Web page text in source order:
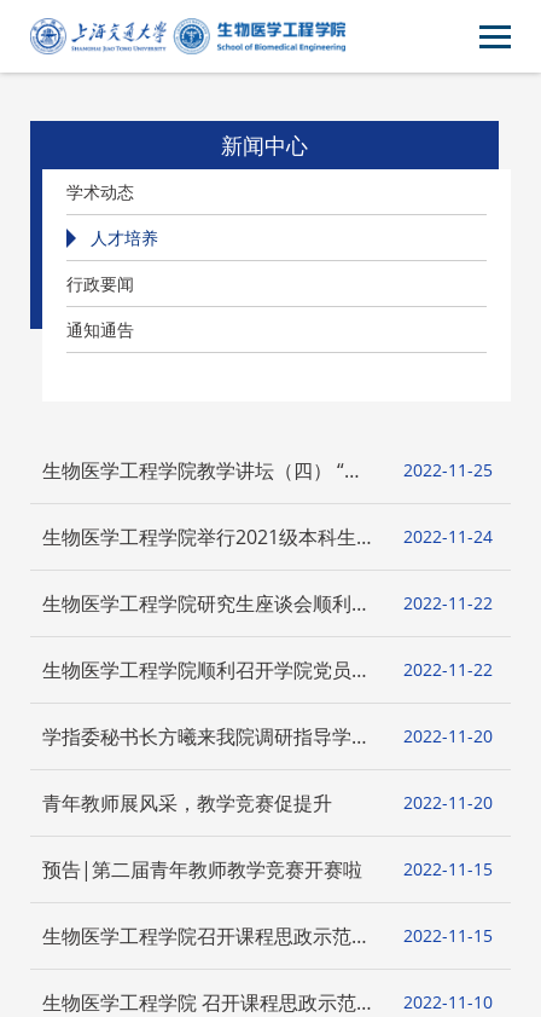
新闻中心
学术动态
人才培养
行政要闻
通知通告
生物医学工程学院教学讲坛（四） “如
何提升学生的课堂参与度”成功举办
25
2022-11
生物医学工程学院举行2021级本科生导
师制启动动员会
24
2022-11
生物医学工程学院研究生座谈会顺利召
开
22
2022-11
生物医学工程学院顺利召开学院党员大
会报告起草工作调研座谈会暨2022-
2023学年秋季学期本科课程中期师生交
22
2022-11
学指委秘书长方曦来我院调研指导学生
工作
20
2022-11
青年教师展风采，教学竞赛促提升 20
2022-11
预告|第二届青年教师教学竞赛开赛啦 15
2022-11
生物医学工程学院召开课程思政示范课
程建设第二次研讨会
15
2022-11
生物医学工程学院 召开课程思政示范课
10
2022-11